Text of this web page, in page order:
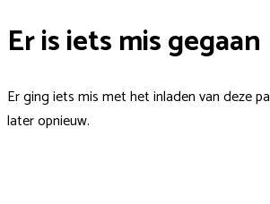
Er is iets mis gegaan
Er ging iets mis met het inladen van deze
later opnieuw.